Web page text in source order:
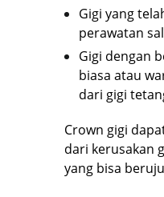
Gigi yang
perawatan
Gigi dengan
biasa atau
dari gigi
Crown gigi
dari kerusakan
yang bisa